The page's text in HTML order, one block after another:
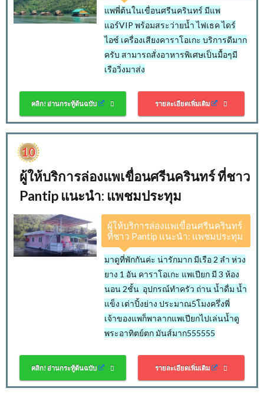
แพพี่ต้นในเขื่อนศรีนครินทร์ มีแพ
แอร์VIP พร้อมสระว่ายน้ำ ไฟเธค ไดร์
ไอซ์ เครื่องเสียงคาราโอเกะ บริการดีมาก
ครับ สามารถสั่งอาหารพิเศษเป็นมื้อๆมี
เรือวิ่งมาส่ง
คลิก! อ่านกระทู้ต้นฉบับ รายละเอียดเพิ่มเติม
ผู้ให้บริการล่องแพเขื่อนศรีนครินทร์ ที่ชาว
Pantip แนะนำ: แพชมประทุม
ผู้ให้บริการล่องแพเขื่อนศรีนครินทร์
ที่ชาว Pantip แนะนำ: แพชมประทุม
มาดูที่พักกันค่ะ น่ารักมาก มีเรือ 2 ลำ ห่วง
ยาง 1 อัน คาราโอเกะ แพเปียก มี 3 ห้อง
นอน 2ชั้น อุปกรณ์ทำครัว ถ่าน น้ำดื่ม น้ำ
แข็ง เต่าปิ้งย่าง ประมาณ5โมงครึ่งพี่
เจ้าของแพก็พาลากแพเปียกไปเล่นน้ำดู
พระอาทิตย์ตก มันส์มาก555555
คลิก! อ่านกระทู้ต้นฉบับ รายละเอียดเพิ่มเติม